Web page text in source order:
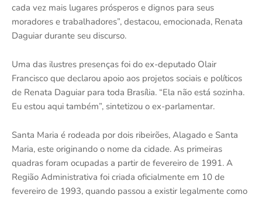
cada vez mais lugares prósperos e dignos para seus
moradores e trabalhadores”, destacou, emocionada, Renata
Daguiar durante seu discurso.
Uma das ilustres presenças foi do ex-deputado Olair
Francisco que declarou apoio aos projetos sociais e políticos
de Renata Daguiar para toda Brasília. “Ela não está sozinha.
Eu estou aqui também”, sintetizou o ex-parlamentar.
Santa Maria é rodeada por dois ribeirões, Alagado e Santa
Maria, este originando o nome da cidade. As primeiras
quadras foram ocupadas a partir de fevereiro de 1991. A
Região Administrativa foi criada oficialmente em 10 de
fevereiro de 1993, quando passou a existir legalmente como